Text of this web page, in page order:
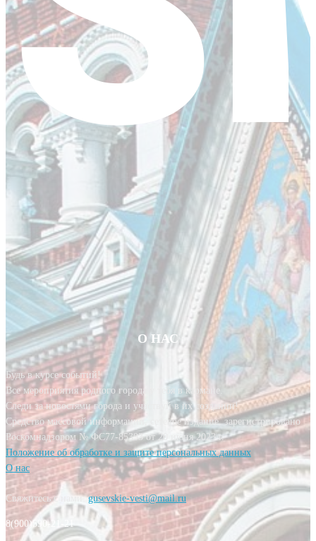
О НАС
Будь в курсе событий!
Все мероприятия родного города у тебя в кармане.
Следи за новостями города и участвуй в их создании!
Средство массовой информации, сетевое издание, зарегистрировано
Роскомнадзором № ФС77-85393 от 20 июня 2023 г.
Положение об обработке и защите персональных данных
О нас
Свяжитесь с нами:gusevskie-vesti@mail.ru
8(900)590-21-21